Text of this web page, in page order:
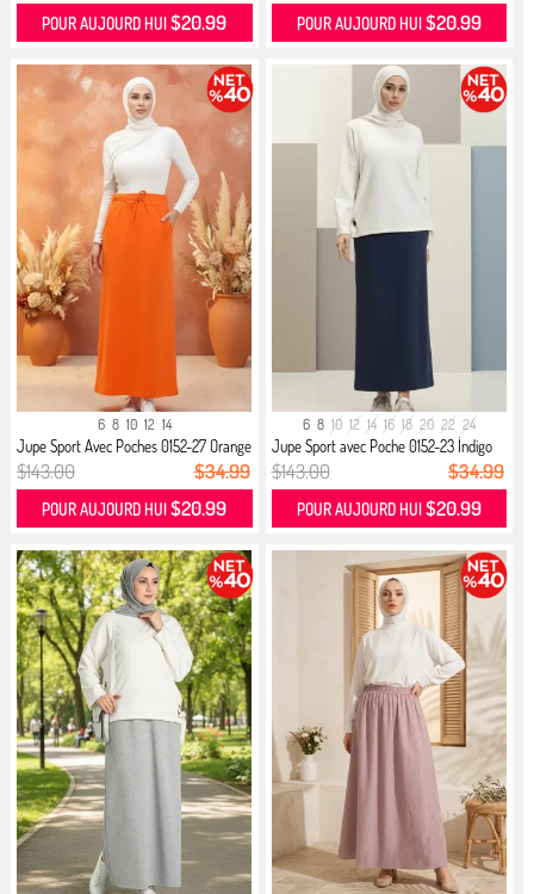
POUR AUJOURD HUI$20.99 POUR AUJOURD HUI $20.99
6 8 10 12 14
Jupe Sport Avec Poches 0152-27 Orange
$143.00 $34.99
POUR AUJOURD HUI$20.99
6 8 10 12 14 16 18 20 22 24
Jupe Sport avec Poche 0152-23 İndigo
$143.00 $34.99
POUR AUJOURD HUI $20.99